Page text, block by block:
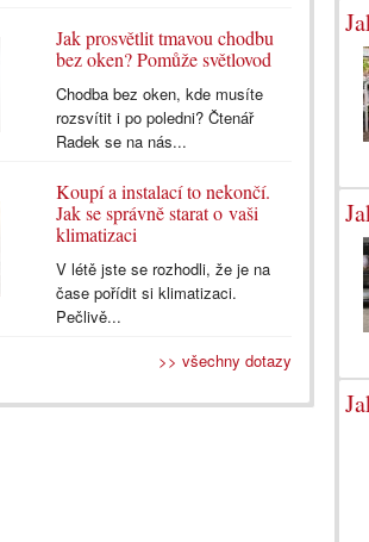
Jak prosvětlit tmavou chodbu
bez oken? Pomůže světlovod
Chodba bez oken, kde musíte
rozsvítit i po poledni? Čtenář
Radek se na nás...
Koupí a instalací to nekončí.
Jak se správně starat o vaši
klimatizaci
V létě jste se rozhodli, že je na
čase pořídit si klimatizaci.
Pečlivě...
>> všechny dotazy